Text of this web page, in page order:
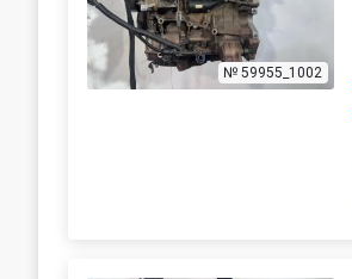
№ 59955_1002